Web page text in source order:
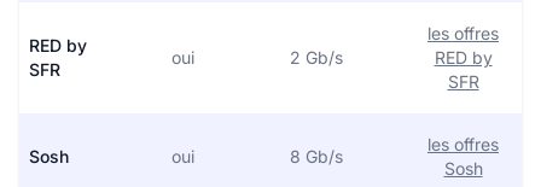
RED by
SFR
oui 2 Gb/s
les offres
RED by
SFR
Sosh oui 8 Gb/s
les offres
Sosh